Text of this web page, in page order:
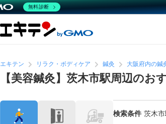
エキテン リラク・ボディケア 鍼灸 大阪府内の鍼
【美容鍼灸】茨木市駅周辺のお
検索条件 茨木市
無料診断